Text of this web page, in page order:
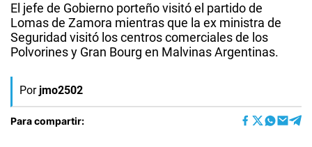
El jefe de Gobierno porteño visitó el partido de
Lomas de Zamora mientras que la ex ministra de
Seguridad visitó los centros comerciales de los
Polvorines y Gran Bourg en Malvinas Argentinas.
Por jmo2502
Para compartir: